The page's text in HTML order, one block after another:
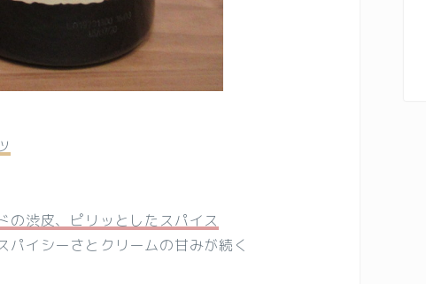
の渋皮、ピリッとしたスパイス
イシーさとクリームの甘みが続く